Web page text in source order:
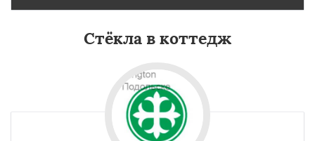
Стёкла в коттедж